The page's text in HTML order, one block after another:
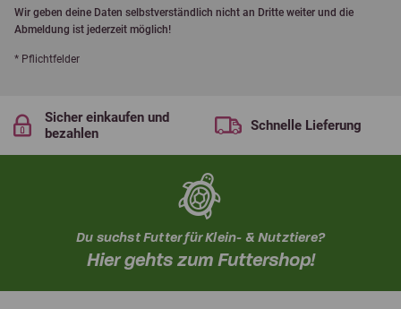
Wir geben deine Daten selbstverständlich nicht an Dritte weiter und die
Abmeldung ist jederzeit möglich!
* Pflichtfelder
Sicher einkaufen und
bezahlen
Schnelle Lieferung
Du suchst Futter für Klein- & Nutztiere?
Hier gehts zum Futtershop!